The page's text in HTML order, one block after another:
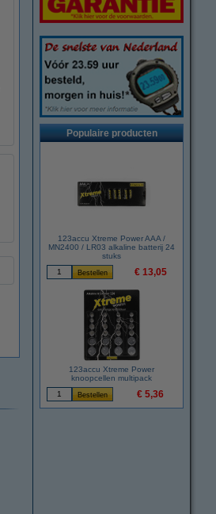
Populaire producten
123accu Xtreme Power AAA /
MN2400 / LR03 alkaline batterij 24
stuks
€ 13,05
123accu Xtreme Power
knoopcellen multipack
€ 5,36